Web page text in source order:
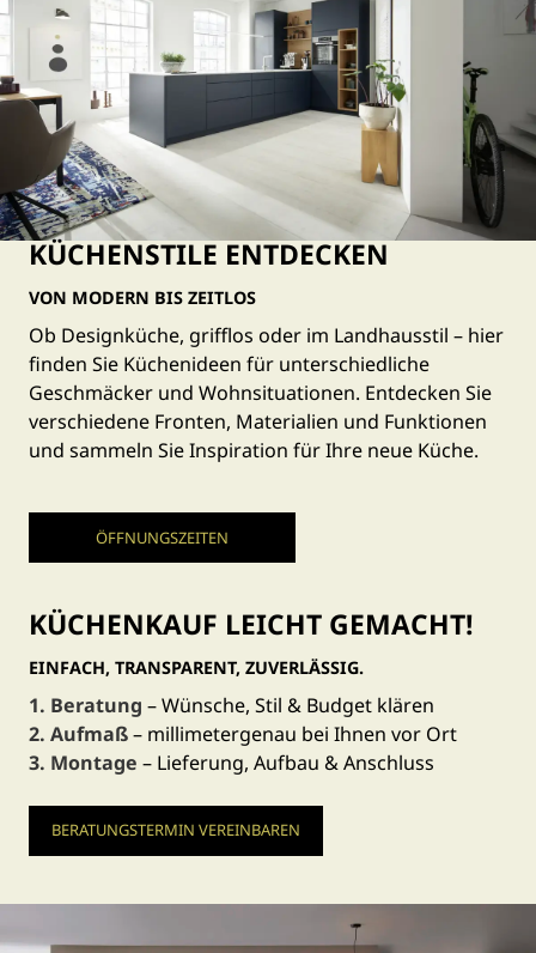
KÜCHENSTILE ENTDECKEN
VON MODERN BIS ZEITLOS
Ob Designküche, grifflos oder im Landhausstil – hier
finden Sie Küchenideen für unterschiedliche
Geschmäcker und Wohnsituationen. Entdecken Sie
verschiedene Fronten, Materialien und Funktionen
und sammeln Sie Inspiration für Ihre neue Küche.
ÖFFNUNGSZEITEN
KÜCHENKAUF LEICHT GEMACHT!
EINFACH, TRANSPARENT, ZUVERLÄSSIG.
1. Beratung – Wünsche, Stil & Budget klären
2. Aufmaß– millimetergenau bei Ihnen vor Ort
3. Montage – Lieferung, Aufbau & Anschluss
BERATUNGSTERMIN VEREINBAREN